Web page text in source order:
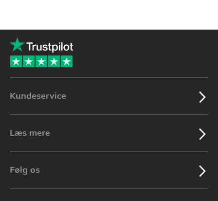
Kundeservice
Læs mere
Følg os